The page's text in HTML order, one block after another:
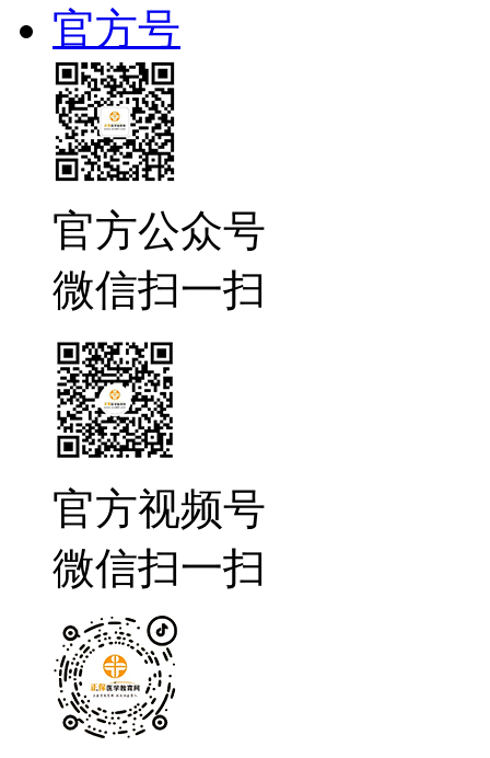
官方号
官方公众号
微信扫一扫
官方视频号
微信扫一扫